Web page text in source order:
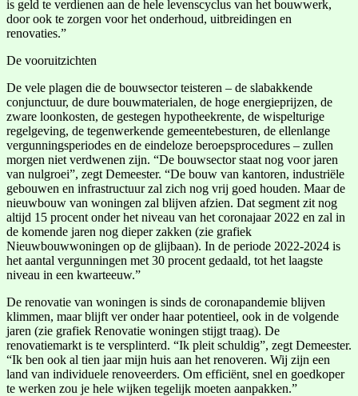
is geld te verdienen aan de hele levenscyclus van het bouwwerk,
door ook te zorgen voor het onderhoud, uitbreidingen en
renovaties.”
De vooruitzichten
De vele plagen die de bouwsector teisteren – de slabakkende
conjunctuur, de dure bouwmaterialen, de hoge energieprijzen, de
zware loonkosten, de gestegen hypotheekrente, de wispelturige
regelgeving, de tegenwerkende gemeentebesturen, de ellenlange
vergunningsperiodes en de eindeloze beroepsprocedures – zullen
morgen niet verdwenen zijn. “De bouwsector staat nog voor jaren
van nulgroei”, zegt Demeester. “De bouw van kantoren, industriële
gebouwen en infrastructuur zal zich nog vrij goed houden. Maar de
nieuwbouw van woningen zal blijven afzien. Dat segment zit nog
altijd 15 procent onder het niveau van het coronajaar 2022 en zal in
de komende jaren nog dieper zakken (zie grafiek
Nieuwbouwwoningen op de glijbaan). In de periode 2022-2024 is
het aantal vergunningen met 30 procent gedaald, tot het laagste
niveau in een kwarteeuw.”
De renovatie van woningen is sinds de coronapandemie blijven
klimmen, maar blijft ver onder haar potentieel, ook in de volgende
jaren (zie grafiek Renovatie woningen stijgt traag). De
renovatiemarkt is te versplinterd. “Ik pleit schuldig”, zegt Demeester.
“Ik ben ook al tien jaar mijn huis aan het renoveren. Wij zijn een
land van individuele renoveerders. Om efficiënt, snel en goedkoper
te werken zou je hele wijken tegelijk moeten aanpakken.”